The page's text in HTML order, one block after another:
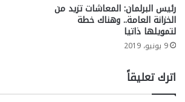
رئيس البرلمان: المعاشات تزيد من
الخزانة العامة.. وهناك خطة
لتمويلها ذاتيا
9 يونيو، 2019
اترك تعليقاً